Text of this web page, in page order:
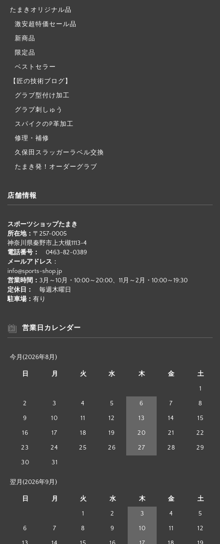
たまきオリジナル品
激安超特価セール品
新商品
限定品
ベストセラー
【匠の技術ブログ】
グラブ型付け加工
グラブ刺しゅう
スパイクのP革加工
修理・補修
久保田スラッガーラベル交換
たまき発！オーダーグラブ
店舗情報
スポーツショップたまき
所在地： 〒257-0005
神奈川県秦野市上大槻1113-4
電話番号：
0463-82-0389
メールアドレス ：
info@sports-shop.jp
営業時間： 3月～10月・10:00～20:00、11月～2月・10:00～19:30
定休日：
毎週木曜日
駐車場： 有り
営業日カレンダー
今月(2026年8月)
日 月 火 水 木 金 土
1
2 3 4 5 6 7 8
9 10 11 12 13 14 15
16 17 18 19 20 21 22
23 24 25 26 27 28 29
30 31
翌月(2026年9月)
日 月 火 水 木 金 土
1 2 3 4 5
6 7 8 9 10 11 12